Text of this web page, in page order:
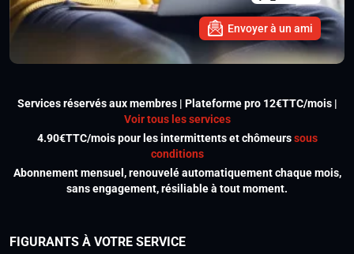
Envoyer à un ami
Services réservés aux membres | Plateforme pro 12€TTC/mois |
Voir tous les services
4.90€TTC/mois pour les intermittents et chômeurssous
conditions
Abonnement mensuel, renouvelé automatiquement chaque mois,
sans engagement, résiliable à tout moment.
FIGURANTS À VOTRE SERVICE